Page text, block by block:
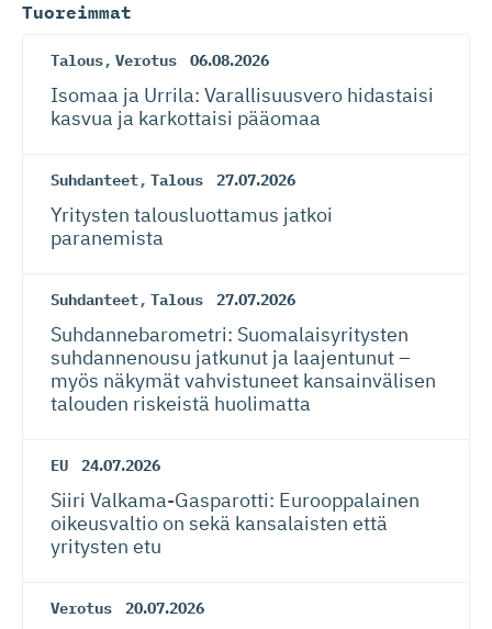
Tuoreimmat
Talous, Verotus 06.08.2026
Isomaa ja Urrila: Varallisuusvero hidastaisi
kasvua ja karkottaisi pääomaa
Suhdanteet, Talous 27.07.2026
Yritysten talousluottamus jatkoi
paranemista
Suhdanteet, Talous 27.07.2026
Suhdanneba­ro­metri: Suomalaisy­ri­tysten
suhdannenousu jatkunut ja laajentunut –
myös näkymät vahvistuneet kansainvälisen
talouden riskeistä huolimatta
EU 24.07.2026
Siiri Valkama-Gas­pa­rotti: Eurooppalainen
oikeusvaltio on sekä kansalaisten että
yritysten etu
Verotus 20.07.2026